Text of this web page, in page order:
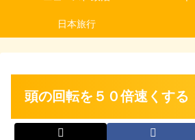
日本旅行
頭の回転を５０倍速くする